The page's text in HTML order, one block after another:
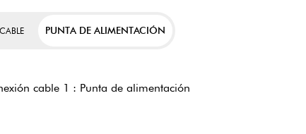
PUNTA DE ALIMENTACIÓN
cable 1 : Punta de alimentación